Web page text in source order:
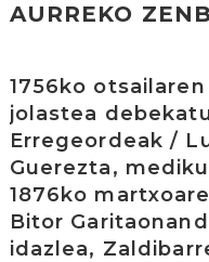
AURREKO
1756ko
jolastea
Erregeordeak /
Guerezta,
1876ko
Bitor
idazlea,